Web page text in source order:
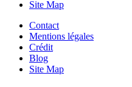
Site Map
Contact
Mentions légales
Crédit
Blog
Site Map